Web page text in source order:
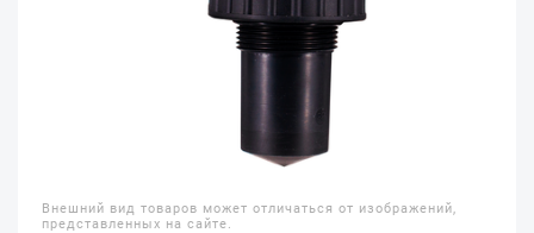
Внешний вид товаров может отличаться от изображений,
представленных на сайте.